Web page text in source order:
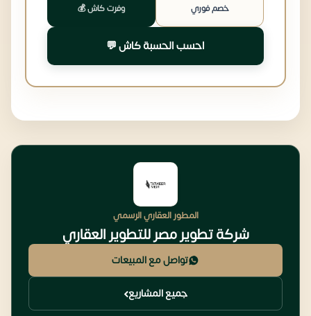
خصم فوري وفرت كاش 💰
احسب الحسبة كاش 💬
المطور العقاري الرسمي
شركة تطوير مصر للتطوير العقاري
تواصل مع المبيعات
جميع المشاريع